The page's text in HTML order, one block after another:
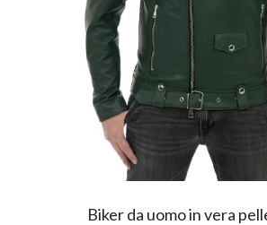
Biker da uomo in vera